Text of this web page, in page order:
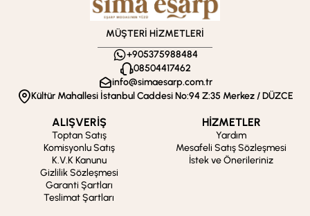
MÜŞTERİ HİZMETLERİ
+905375988484
08504417462
info@simaesarp.com.tr
Kültür Mahallesi İstanbul Caddesi No:94 Z:35 Merkez / DÜZCE
ALIŞVERİŞ
Toptan Satış
Komisyonlu Satış
K.V.K Kanunu
Gizlilik Sözleşmesi
Garanti Şartları
Teslimat Şartları
HİZMETLER
Yardım
Mesafeli Satış Sözleşmesi
İstek ve Önerileriniz